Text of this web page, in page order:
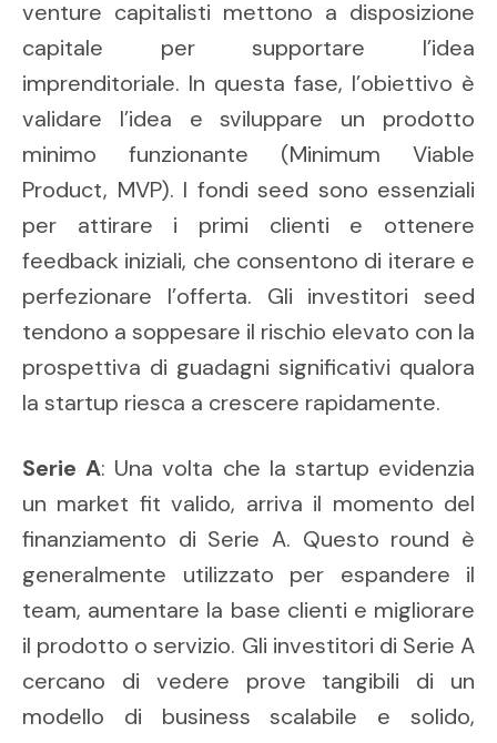
venture capitalisti mettono a disposizione
capitale per supportare l’idea
imprenditoriale. In questa fase, l’obiettivo è
validare l’idea e sviluppare un prodotto
minimo funzionante (Minimum Viable
Product, MVP). I fondi seed sono essenziali
per attirare i primi clienti e ottenere
feedback iniziali, che consentono di iterare e
perfezionare l’offerta. Gli investitori seed
tendono a soppesare il rischio elevato con la
prospettiva di guadagni significativi qualora
la startup riesca a crescere rapidamente.
Serie A: Una volta che la startup evidenzia
un market fit valido, arriva il momento del
finanziamento di Serie A. Questo round è
generalmente utilizzato per espandere il
team, aumentare la base clienti e migliorare
il prodotto o servizio. Gli investitori di Serie A
cercano di vedere prove tangibili di un
modello di business scalabile e solido,